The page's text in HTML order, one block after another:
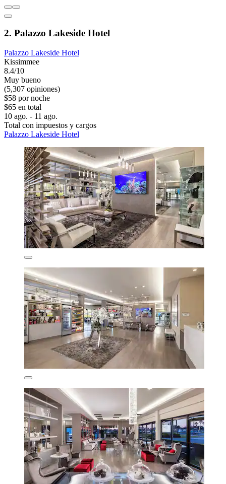
2. Palazzo Lakeside Hotel
Palazzo Lakeside Hotel
Kissimmee
8.4/10
Muy bueno
(5,307 opiniones)
$58 por noche
$65 en total
10 ago. - 11 ago.
Total con impuestos y cargos
Palazzo Lakeside Hotel